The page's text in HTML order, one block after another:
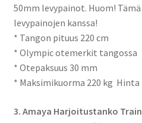
50mm levypainot. Huom!
levypainojen kanssa!
* Tangon pituus 220 cm
* Olympic otemerkit tangossa
* Otepaksuus 30 mm
* Maksimikuorma 220 kg Hinta
3. Amaya Harjoitustanko